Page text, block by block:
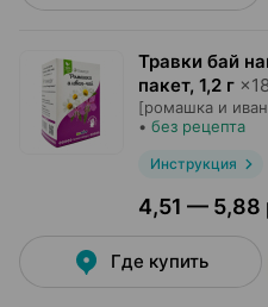
Травки бай
пакет, 1,2 г ×18
[ромашка и
• без рецепта
Инструкция
4,51 — 5,88
Где купить